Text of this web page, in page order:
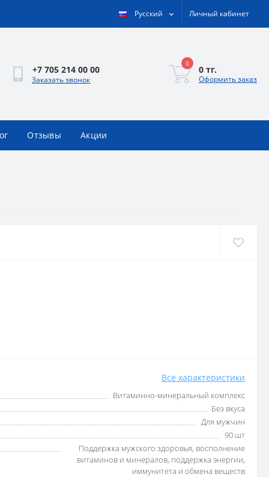
Русский Личный кабинет
+7 705 214 00 00
Заказать звонок
0
0 тг.
Оформить заказ
Отзывы Акции
Все характеристики
Витаминно-минеральный комплекс
Без вкуса
Для мужчин
90 шт
Поддержка мужского здоровья, восполнение
витаминов и минералов, поддержка энергии,
иммунитета и обмена веществ